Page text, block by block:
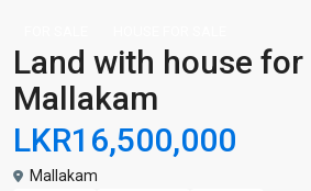
Land with house for
Mallakam
LKR16,500,000
Mallakam